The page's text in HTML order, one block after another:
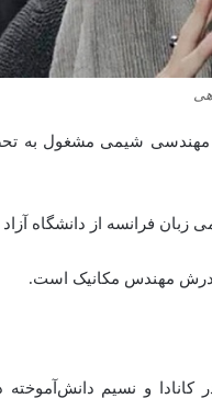
مهندسی شیمی مشغول به
زبان فرانسه از دانشگاه
پدرش مهندس مکانیک است.
و نسیم دانش‌آموخته